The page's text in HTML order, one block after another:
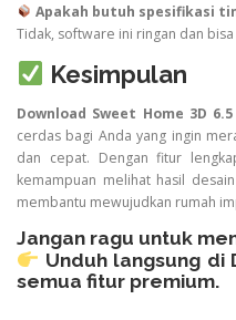
Apakah butuh spesifikasi
Tidak, software ini ringan dan
Kesimpulan
Download Sweet Home 3D
cerdas bagi Anda yang ingin
dan cepat. Dengan fitur
kemampuan melihat hasil
membantu mewujudkan rumah
Jangan ragu untuk
Unduh langsung di
semua fitur premium.